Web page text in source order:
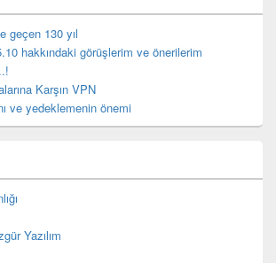
geçen 130 yıl
hakkındaki görüşlerim ve önerilerim
Karşın VPN
ve yedeklemenin önemi
Yazılım